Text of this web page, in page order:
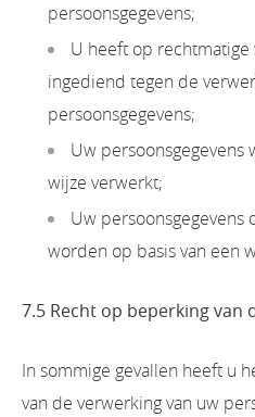
persoonsgegevens;
U heeft op
ingediend tegen de
persoonsgegevens;
Uw
wijze verwerkt;
Uw
worden op basis van een
7.5 Recht op beperking van
In sommige gevallen heeft u
van de verwerking van uw